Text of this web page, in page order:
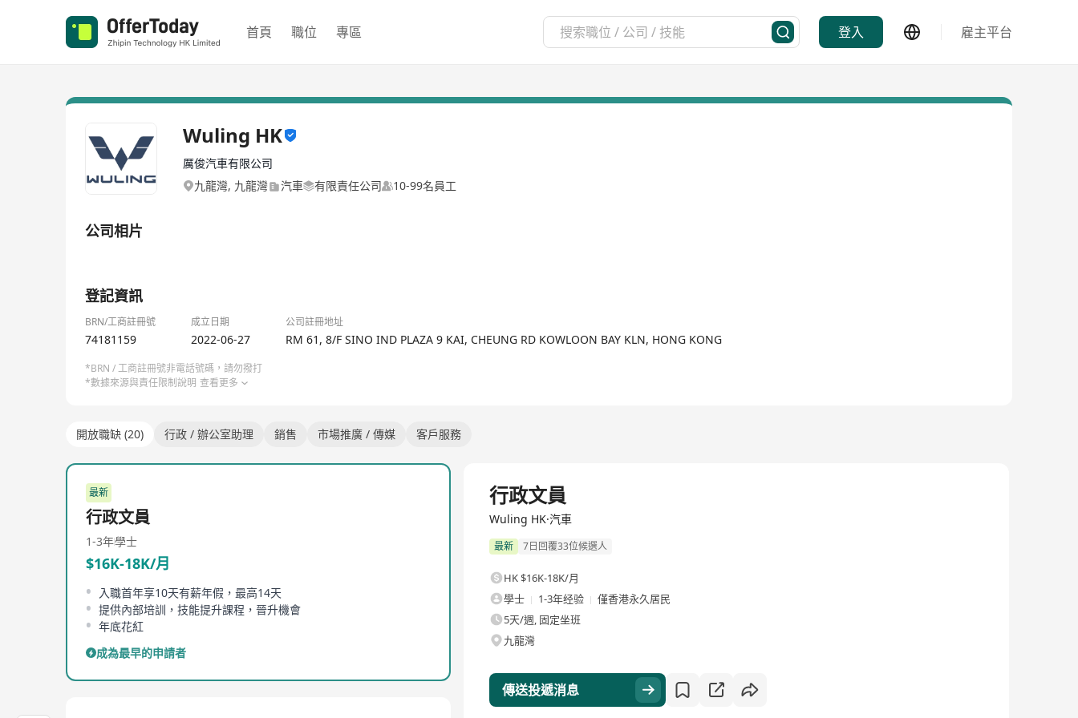
首頁 職位 專區 登入 雇主平台
Wuling HK
厲俊汽車有限公司
九龍灣, 九龍灣
汽車 有限責任公司 10-99名員工
公司相片
登記資訊
BRN/工商註冊號 成立日期 公司註冊地址
74181159 2022-06-27 RM 61, 8/F SINO IND PLAZA 9 KAI, CHEUNG RD KOWLOON BAY KLN, HONG KONG
*BRN / 工商註冊號非電話號碼，請勿撥打
*數據來源與責任限制說明 查看更多
開放職缺 (20) 行政 / 辦公室助理 銷售 市場推廣 / 傳媒 客戶服務
最新
行政文員
1-3年學士
$16K-18K/月
入職首年享10天有薪年假，最高14天
提供內部培訓，技能提升課程，晉升機會
年底花紅
成為最早的申請者
行政文員
Wuling HK·汽車
最新 7日回覆33位候選人
HK $16K-18K/月
學士
1-3年经验
僅香港永久居民
5天/週, 固定坐班
九龍灣
傳送投遞消息